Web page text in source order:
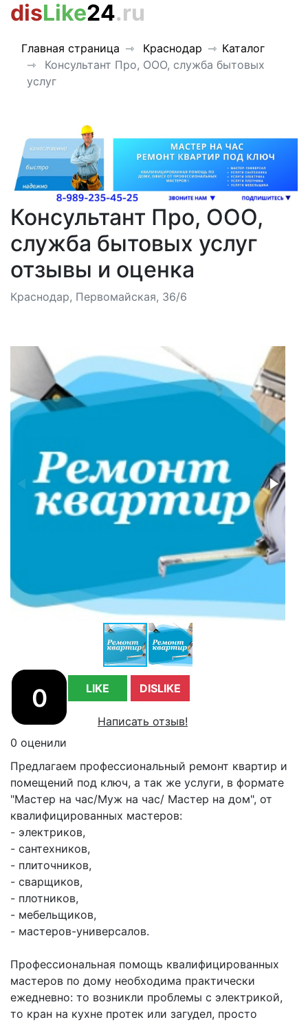
disLike24.ru
Главная страница Краснодар
Каталог
Консультант Про, ООО, служба бытовых
услуг
Консультант Про, ООО,
служба бытовых услуг
отзывы и оценка
Краснодар, Первомайская, 36/6
0 LIKE DISLIKE
Написать отзыв!
0 оценили
Предлагаем профессиональный ремонт квартир и
помещений под ключ, а так же услуги, в формате
"Мастер на час/Муж на час/ Мастер на дом", от
квалифицированных мастеров:
- электриков,
- сантехников,
- плиточников,
- сварщиков,
- плотников,
- мебельщиков,
- мастеров-универсалов.
Профессиональная помощь квалифицированных
мастеров по дому необходима практически
ежедневно: то возникли проблемы с электрикой,
то кран на кухне протек или загудел, просто